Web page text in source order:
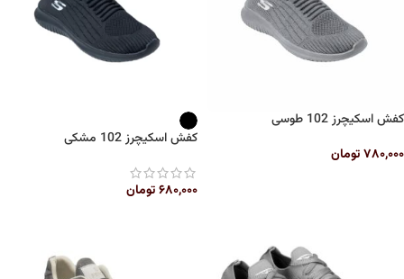
کفش اسکیچرز 102 طوسی
۷۸۰,۰۰۰تومان
کفش اسکیچرز 102 مشکی
۶۸۰,۰۰۰تومان